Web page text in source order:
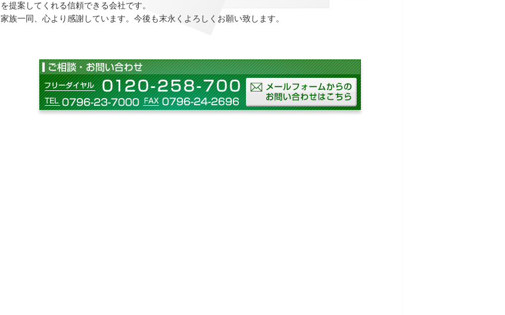
を提案してくれる信頼できる会社です。
家族一同、心より感謝しています。今後も末永くよろしくお願い致します。